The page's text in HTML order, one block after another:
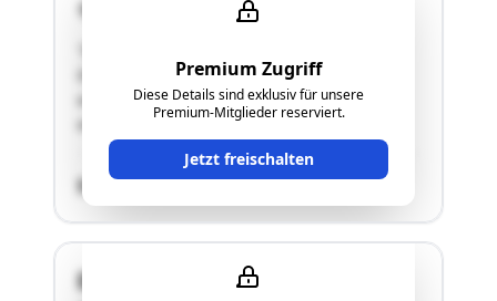
Premium Zugriff
Diese Details sind exklusiv für unsere
Premium-Mitglieder reserviert.
Jetzt freischalten
Objekt weist eine Wohnfläche von rund 153 m²
und des Weiteren eine Terrasse mit rund 35 m²
und einen Balkon mit rund 22 m² auf."
SCHÄTZWERT
Dürnbergstraße 24